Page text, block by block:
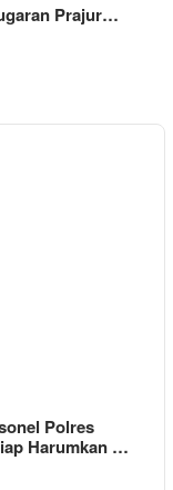
Prajur…
Polres
Harumkan …